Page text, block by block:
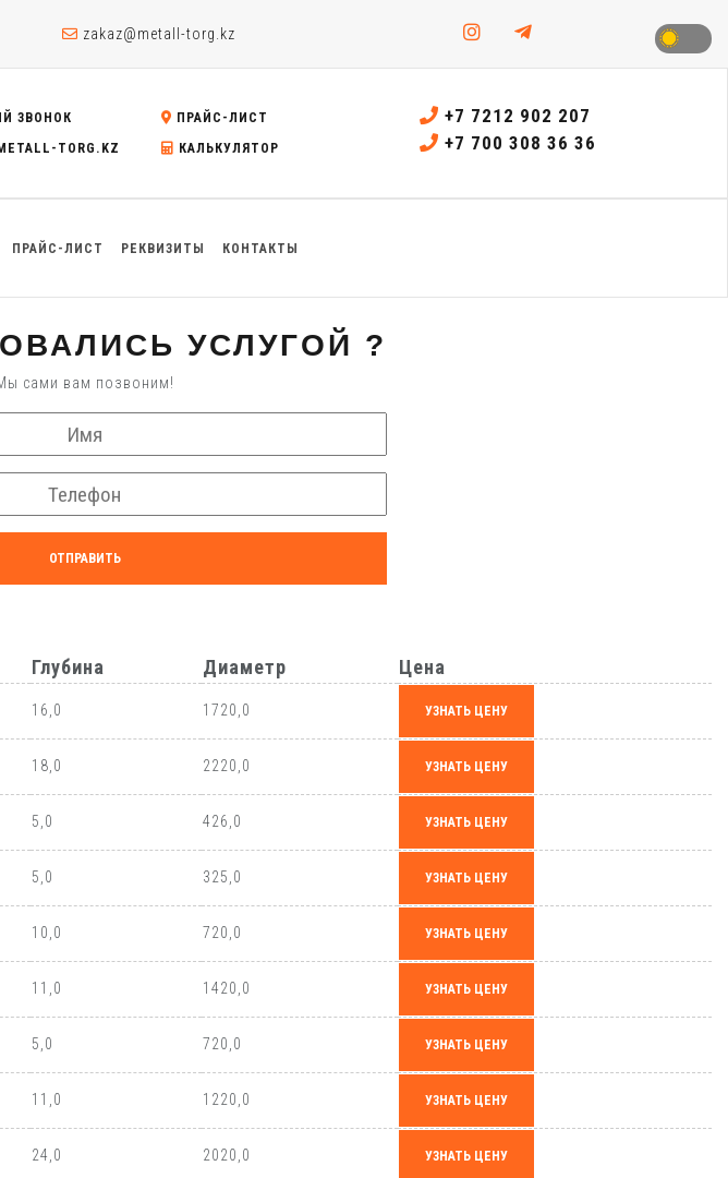
zakaz@metall-torg.kz
ЗВОНОК
ПРАЙС-ЛИСТ
TORG.KZ
КАЛЬКУЛЯТОР
+7 7212 902 207
+7 700 308 36 36
ПРАЙС-ЛИСТ РЕКВИЗИТЫ КОНТАКТЫ
УСЛУГОЙ ?
сами вам позвоним!
ОТПРАВИТЬ
Глубина Диаметр Цена
16,0 1720,0 УЗНАТЬ ЦЕНУ
18,0 2220,0 УЗНАТЬ ЦЕНУ
5,0 426,0 УЗНАТЬ ЦЕНУ
5,0 325,0 УЗНАТЬ ЦЕНУ
10,0 720,0 УЗНАТЬ ЦЕНУ
11,0 1420,0 УЗНАТЬ ЦЕНУ
5,0 720,0 УЗНАТЬ ЦЕНУ
11,0 1220,0 УЗНАТЬ ЦЕНУ
24,0 2020,0 УЗНАТЬ ЦЕНУ